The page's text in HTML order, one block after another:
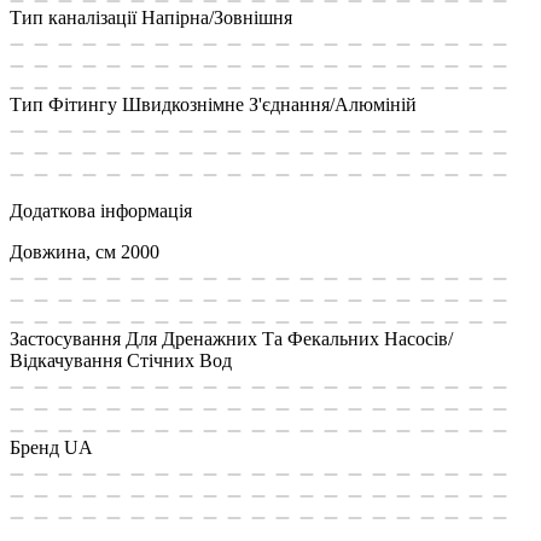
Тип каналізації Напірна/Зовнішня
Тип Фітингу Швидкознімне З'єднання/Алюміній
Додаткова інформація
Довжина, см 2000
Застосування Для Дренажних Та Фекальних Насосів/
Відкачування Стічних Вод
Бренд UA